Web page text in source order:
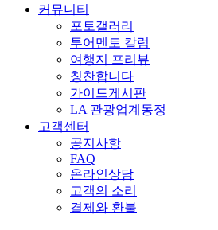
커뮤니티
포토갤러리
투어멘토 칼럼
여행지 프리뷰
칭찬합니다
가이드게시판
LA 관광업계동정
고객센터
공지사항
FAQ
온라인상담
고객의 소리
결제와 환불